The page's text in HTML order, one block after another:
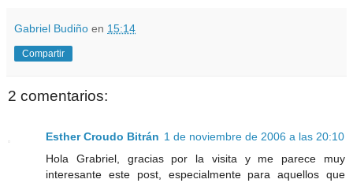
Gabriel Budiño en 15:14
Compartir
2 comentarios:
Esther Croudo Bitrán 1 de noviembre de 2006 a las 20:10
Hola Grabriel, gracias por la visita y me parece muy
interesante este post, especialmente para aquellos que